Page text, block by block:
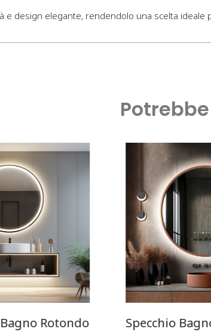
e design elegante, rendendolo una scelta ideale
Rotondo
Specchio